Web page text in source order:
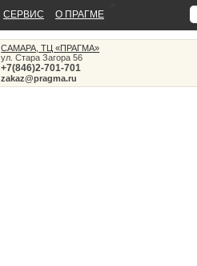
СЕРВИС О ПРАГМЕ
САМАРА, ТЦ «ПРАГМА»
ул. Стара Загора 56
+7(846)2-701-701
zakaz@pragma.ru